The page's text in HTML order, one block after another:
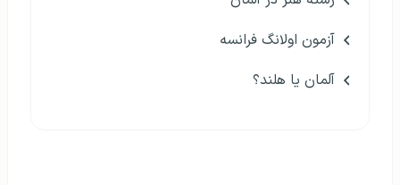
آزمون اولانگ فرانسه
آلمان یا هلند؟